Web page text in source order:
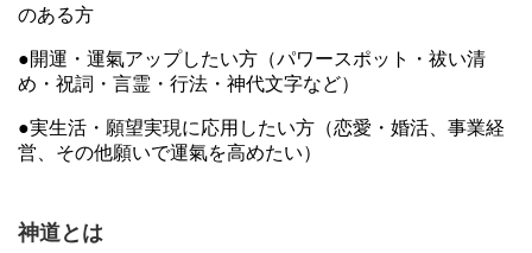
のある方
●開運・運氣アップしたい方（パワースポット・祓い清
め・祝詞・言霊・行法・神代文字など）
●実生活・願望実現に応用したい方（恋愛・婚活、事業経
営、その他願いで運氣を高めたい）
神道とは